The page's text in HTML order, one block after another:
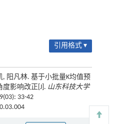
引用格式 ▾
阳凡林. 基于小批量K均值预
影响改正[J]. 山东科技大学
33-42